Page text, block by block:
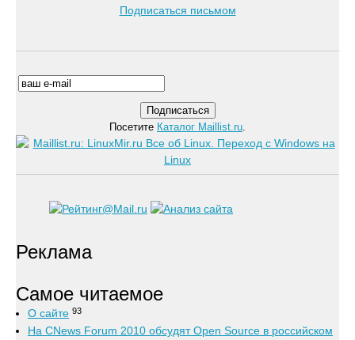
Подписаться письмом
Посетите Каталог Maillist.ru.
Реклама
Самое читаемое
О сайте 93
На CNews Forum 2010 обсудят Open Source в российском